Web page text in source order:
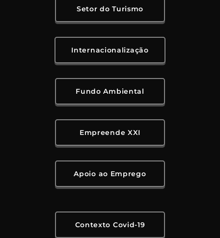
Setor do Turismo
Internacionalização
Fundo Ambiental
Empreende XXI
Apoio ao Emprego
Contexto Covid-19